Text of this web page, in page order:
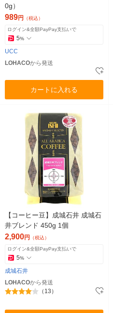
0g）
989円 （税込）
ログイン&全額PayPay支払いで
5%
UCC
LOHACOから発送
カートに入れる
【コーヒー豆】成城石井 成城石
井ブレンド 450g 1個
2,900円 （税込）
ログイン&全額PayPay支払いで
5%
成城石井
LOHACOから発送
（13）